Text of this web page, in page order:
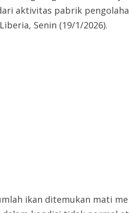
aktivitas pabrik
Senin (19/1/2026).
ikan ditemukan mati